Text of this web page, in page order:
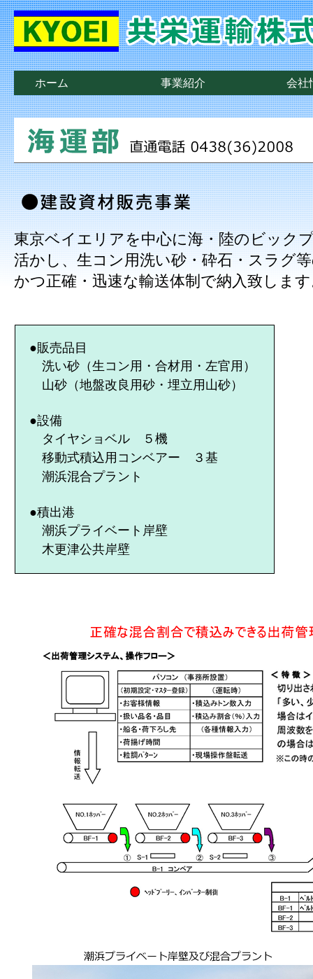
ホーム 事業紹介 会社
東京ベイエリアを中心に海・陸のビック
活かし、生コン用洗い砂・砕石・スラグ
かつ正確・迅速な輸送体制で納入致しま
●販売品目
洗い砂（生コン用・合材用・左官用）
山砂（地盤改良用砂・埋立用山砂）
●設備
タイヤショベル ５機
移動式積込用コンベアー ３基
潮浜混合プラント
●積出港
潮浜プライベート岸壁
木更津公共岸壁